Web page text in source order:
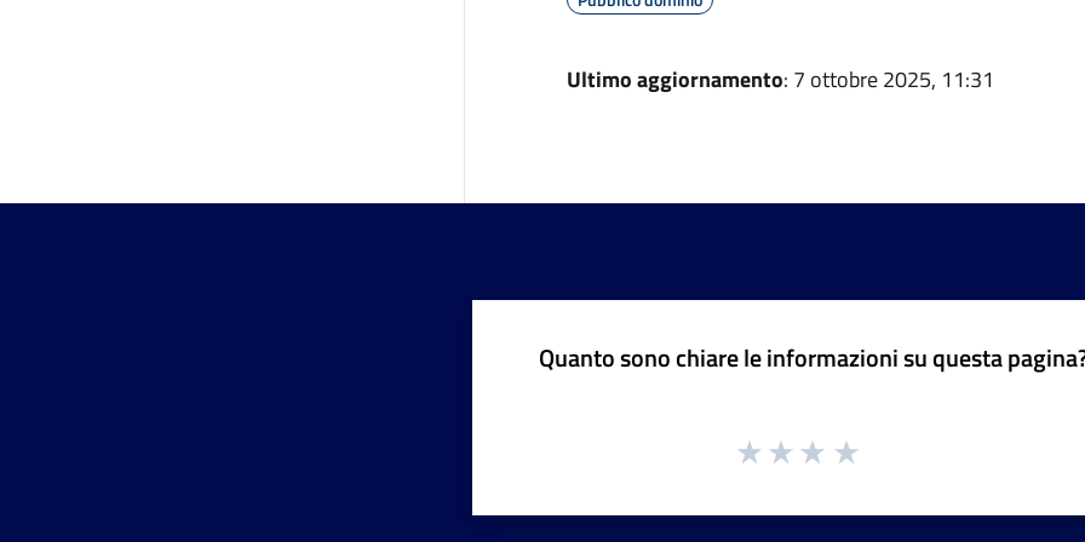
Ultimo aggiornamento: 7 ottobre 2025, 11:31
Quanto sono chiare le informazioni su questa